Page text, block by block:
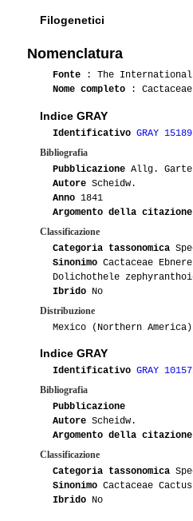
Filogenetici
Nomenclatura
Fonte : The International
Nome completo :
Indice GRAY
Identificativo GRAY
Bibliografia
Pubblicazione Allg.
Autore Scheidw.
Anno 1841
Argomento della citazione
Classificazione
Categoria tassonomica
Sinonimo Cactaceae
Dolichothele
Ibrido No
Distribuzione
Mexico (Northern America)
Indice GRAY
Identificativo GRAY
Bibliografia
Pubblicazione
Autore Scheidw.
Argomento della citazione
Classificazione
Categoria tassonomica
Sinonimo Cactaceae
Ibrido No